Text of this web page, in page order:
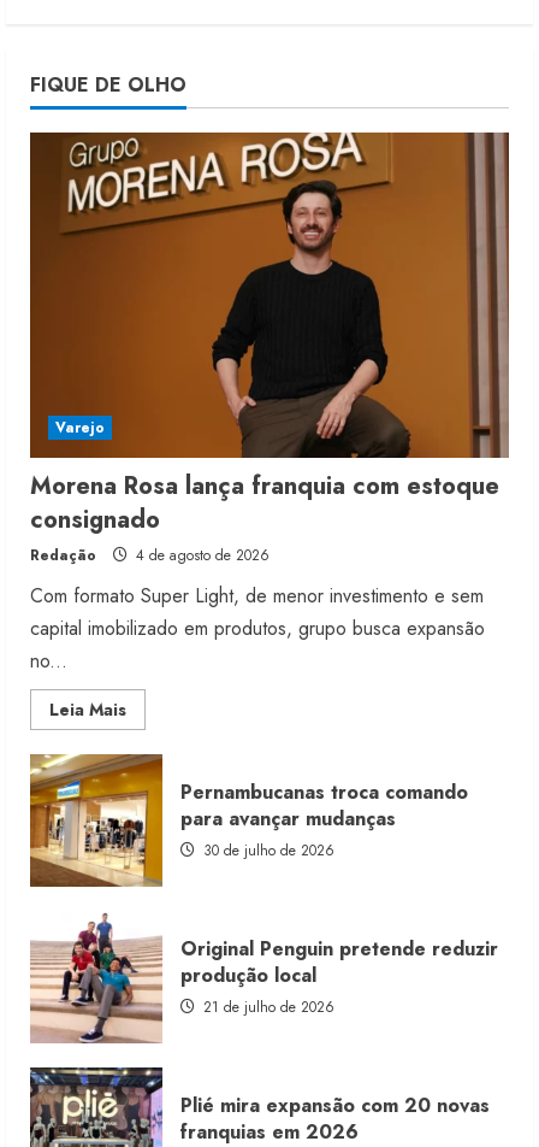
5
Morena Rosa lança franquia com
estoque consignado
4 de agosto de 2026
FIQUE DE OLHO
Varejo
Morena Rosa lança franquia com estoque
consignado
Redação 4 de agosto de 2026
Com formato Super Light, de menor investimento e sem
capital imobilizado em produtos, grupo busca expansão
no...
Leia MaisRead
more
Morena
Rosa
lança
franquia
com
estoque
consignado
Pernambucanas troca comando
para avançar mudanças
30 de julho de 2026
Original Penguin pretende reduzir
produção local
21 de julho de 2026
Plié mira expansão com 20 novas
franquias em 2026